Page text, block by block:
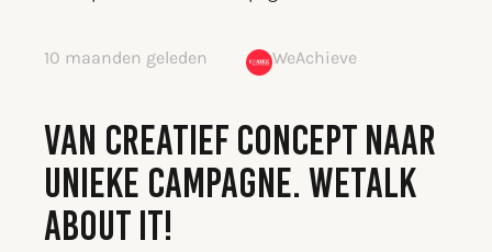
10 maanden geleden WeAchieve
VAN CREATIEF CONCEPT NAAR
UNIEKE CAMPAGNE. WETALK
ABOUT IT!